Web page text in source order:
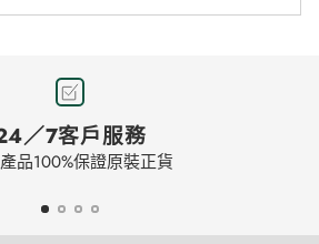
／7客戶服務
品100%保證原裝正貨